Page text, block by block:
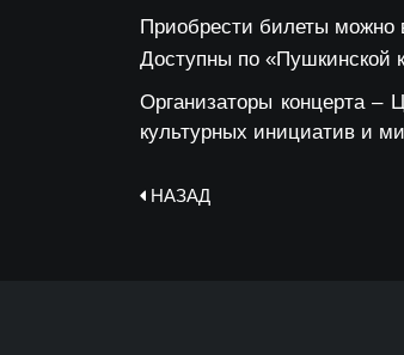
Приобрести билеты можно
Доступны по «Пушкинской
Организаторы концерта –
культурных инициатив и
НАЗАД